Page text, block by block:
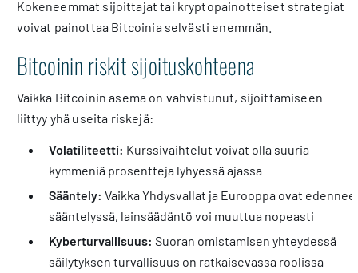
Kokeneemmat sijoittajat tai kryptopainotteiset strategiat
voivat painottaa Bitcoinia selvästi enemmän.
Bitcoinin riskit sijoituskohteena
Vaikka Bitcoinin asema on vahvistunut, sijoittamiseen
liittyy yhä useita riskejä:
Volatiliteetti: Kurssivaihtelut voivat olla suuria –
kymmeniä prosentteja lyhyessä ajassa
Sääntely: Vaikka Yhdysvallat ja Eurooppa ovat
sääntelyssä, lainsäädäntö voi muuttua nopeasti
Kyberturvallisuus: Suoran omistamisen yhteydessä
säilytyksen turvallisuus on ratkaisevassa roolissa